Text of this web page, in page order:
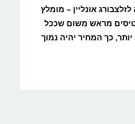
אונליין – מומלץ
מראש משום שככל
כך המחיר יהיה נמוך